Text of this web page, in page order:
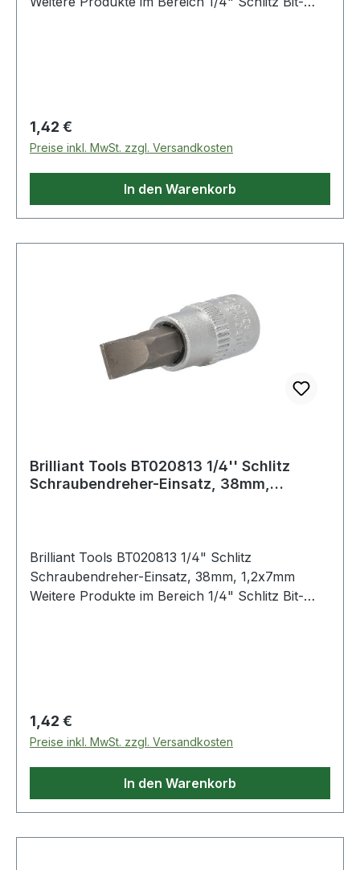
Regulärer Preis:
1,42 €
Preise inkl. MwSt. zzgl. Versandkosten
In den Warenkorb
Brilliant Tools BT020813 1/4'' Schlitz
Schraubendreher-Einsatz, 38mm,
Brilliant Tools BT020813 1/4" Schlitz
Schraubendreher-Einsatz, 38mm, 1,2x7mm
Weitere Produkte im Bereich 1/4" Schlitz Bit-
Regulärer Preis:
1,42 €
Preise inkl. MwSt. zzgl. Versandkosten
In den Warenkorb